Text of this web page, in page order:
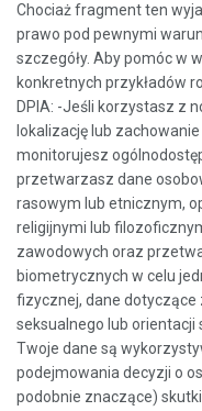
Chociaż fragment ten
prawo pod pewnymi
szczegóły. Aby pomóc w
konkretnych przykładów
DPIA: -Jeśli korzystasz z
lokalizację lub
monitorujesz
przetwarzasz dane
rasowym lub etnicznym,
religijnymi lub
zawodowych oraz
biometrycznych w celu
fizycznej, dane dotyczące
seksualnego lub orientacji
Twoje dane są
podejmowania decyzji o
podobnie znaczące)